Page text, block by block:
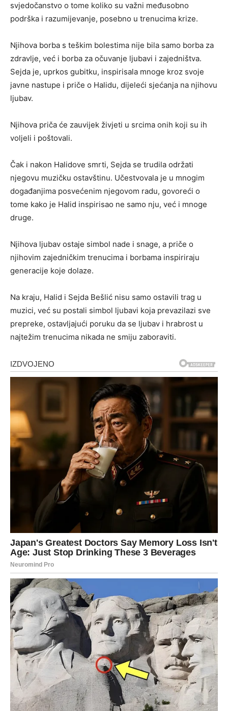
svjedočanstvo o tome koliko su važni međusobno
podrška i razumijevanje, posebno u trenucima krize.
Njihova borba s teškim bolestima nije bila samo borba za
zdravlje, već i borba za očuvanje ljubavi i zajedništva.
Sejda je, uprkos gubitku, inspirisala mnoge kroz svoje
javne nastupe i priče o Halidu, dijeleći sjećanja na njihovu
ljubav.
Njihova priča će zauvijek živjeti u srcima onih koji su ih
voljeli i poštovali.
Čak i nakon Halidove smrti, Sejda se trudila održati
njegovu muzičku ostavštinu. Učestvovala je u mnogim
događanjima posvećenim njegovom radu, govoreći o
tome kako je Halid inspirisao ne samo nju, već i mnoge
druge.
Njihova ljubav ostaje simbol nade i snage, a priče o
njihovim zajedničkim trenucima i borbama inspiriraju
generacije koje dolaze.
Na kraju, Halid i Sejda Bešlić nisu samo ostavili trag u
muzici, već su postali simbol ljubavi koja prevazilazi sve
prepreke, ostavljajući poruku da se ljubav i hrabrost u
najtežim trenucima nikada ne smiju zaboraviti.